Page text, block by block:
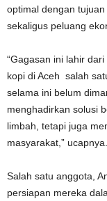
optimal dengan
sekaligus peluang
“Gagasan ini lahir
kopi di Aceh salah
selama ini belum
menghadirkan solusi
limbah, tetapi juga
masyarakat,” ucapnya.
Salah satu anggota,
persiapan mereka